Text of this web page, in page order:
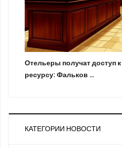
Отельеры получат доступ
ресурсу: Фальков …
КАТЕГОРИИ НОВОСТИ